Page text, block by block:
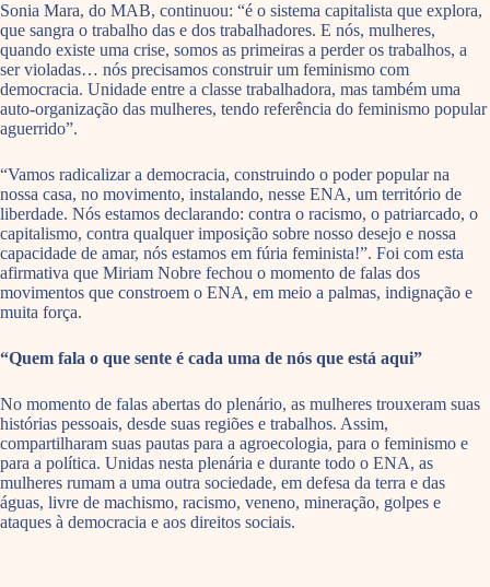
Sonia Mara, do MAB, continuou: “é o sistema capitalista que explora,
que sangra o trabalho das e dos trabalhadores. E nós, mulheres,
quando existe uma crise, somos as primeiras a perder os trabalhos, a
ser violadas… nós precisamos construir um feminismo com
democracia. Unidade entre a classe trabalhadora, mas também uma
auto-organização das mulheres, tendo referência do feminismo popular
aguerrido”.
“Vamos radicalizar a democracia, construindo o poder popular na
nossa casa, no movimento, instalando, nesse ENA, um território de
liberdade. Nós estamos declarando: contra o racismo, o patriarcado, o
capitalismo, contra qualquer imposição sobre nosso desejo e nossa
capacidade de amar, nós estamos em fúria feminista!”. Foi com esta
afirmativa que Miriam Nobre fechou o momento de falas dos
movimentos que constroem o ENA, em meio a palmas, indignação e
muita força.
“Quem fala o que sente é cada uma de nós que está aqui”
No momento de falas abertas do plenário, as mulheres trouxeram suas
histórias pessoais, desde suas regiões e trabalhos. Assim,
compartilharam suas pautas para a agroecologia, para o feminismo e
para a política. Unidas nesta plenária e durante todo o ENA, as
mulheres rumam a uma outra sociedade, em defesa da terra e das
águas, livre de machismo, racismo, veneno, mineração, golpes e
ataques à democracia e aos direitos sociais.